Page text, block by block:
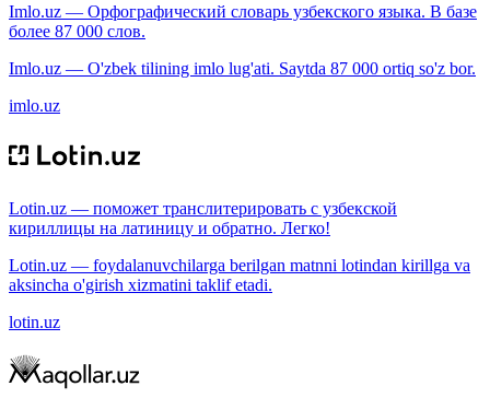
Imlo.uz — Орфографический словарь узбекского языка. В базе
более 87 000 слов.
Imlo.uz — O'zbek tilining imlo lug'ati. Saytda 87 000 ortiq so'z bor.
imlo.uz
Lotin.uz — поможет транслитерировать с узбекской
кириллицы на латиницу и обратно. Легко!
Lotin.uz — foydalanuvchilarga berilgan matnni lotindan kirillga va
aksincha o'girish xizmatini taklif etadi.
lotin.uz